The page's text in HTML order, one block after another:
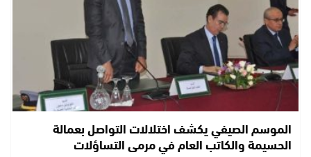
الموسم الصيفي يكشف اختلالات التواصل بعمالة
الحسيمة والكاتب العام في مرمى التساؤلات